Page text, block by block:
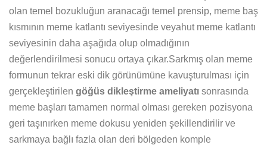
olan temel bozukluğun aranacağı temel prensip, meme baş
kısmının meme katlantı seviyesinde veyahut meme katlantı
seviyesinin daha aşağıda olup olmadığının
değerlendirilmesi sonucu ortaya çıkar.Sarkmış olan meme
formunun tekrar eski dik görünümüne kavuşturulması için
gerçekleştirilen göğüs dikleştirme ameliyatı sonrasında
meme başları tamamen normal olması gereken pozisyona
geri taşınırken meme dokusu yeniden şekillendirilir ve
sarkmaya bağlı fazla olan deri bölgeden komple